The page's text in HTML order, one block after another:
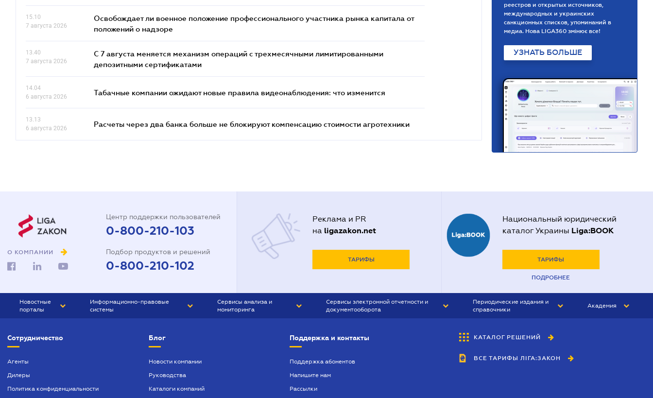
15.10
7 августа 2026
Освобождает ли военное положение профессионального участника рынка капитала от
положений о надзоре
13.40
7 августа 2026
С 7 августа меняется механизм операций с трехмесячными лимитированными
депозитными сертификатами
14.04
6 августа 2026
Табачные компании ожидают новые правила видеонаблюдения: что изменится
13.13
6 августа 2026
Расчеты через два банка больше не блокируют компенсацию стоимости агротехники
реестров и открытых источников,
международных и украинских
санкционных списков, упоминаний в
медиа. Нова LIGA360 змінює все!
УЗНАТЬ БОЛЬШЕ
О КОМПАНИИ
Центр поддержки пользователей
0-800-210-103
Подбор продуктов и решений
0-800-210-102
Реклама и PR
на ligazakon.net
ТАРИФЫ
Национальный юридический
каталог Украины Liga:BOOK
ТАРИФЫ
ПОДРОБНЕЕ
Новостные
порталы
БИЗНЕС
Информационно-правовые
системы
БУХГАЛТЕР ПРОФ
ЮРИСТ ПРОФ
Сервисы анализа и
мониторинга
Сервисы электронной отчетности и
документооборота
Периодические издания и
справочники
БУХГАЛТЕР&ЗАКОН
ВЕСТНИК МСФО
Академия
Сотрудничество
Агенты
Дилеры
Политика конфиденциальности
Блог
Новости компании
Руководства
Каталоги компаний
Поддержка и контакты
Поддержка абонентов
Напишите нам
Рассылки
КАТАЛОГ РЕШЕНИЙ
ВСЕ ТАРИФЫ ЛІГА:ЗАКОН